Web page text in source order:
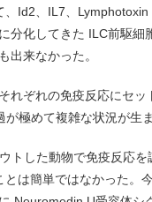
Id2、IL7、
分化してきた ILC前駆細
出来なかった。
れぞれの免疫反応にセ
極めて複雑な状況が生
トした動物で免疫反応
は簡単ではなかった。